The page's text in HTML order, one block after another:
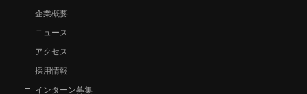
企業概要
ニュース
アクセス
採用情報
インターン募集